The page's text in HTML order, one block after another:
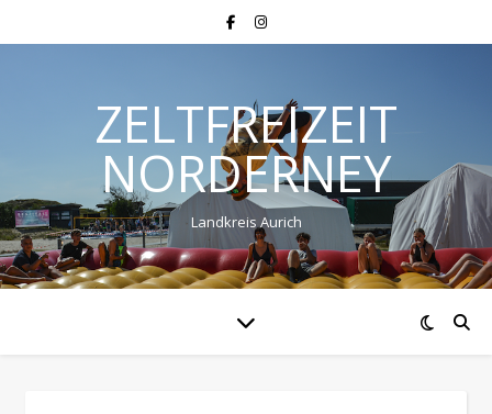
ZELTFREIZEIT
NORDERNEY
Landkreis Aurich